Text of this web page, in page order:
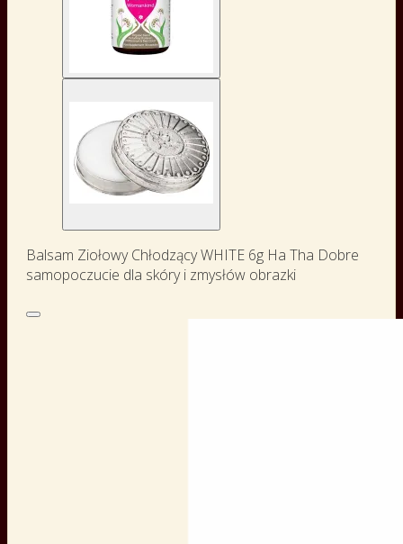
Balsam Ziołowy Chłodzący WHITE 6g Ha Tha Dobre
samopoczucie dla skóry i zmysłów obrazki